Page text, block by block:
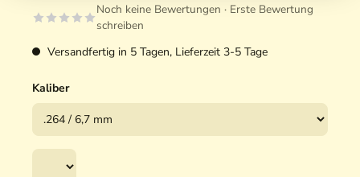
Noch keine Bewertungen · Erste Bewertung
schreiben
Versandfertig in 5 Tagen, Lieferzeit 3-5 Tage
Kaliber